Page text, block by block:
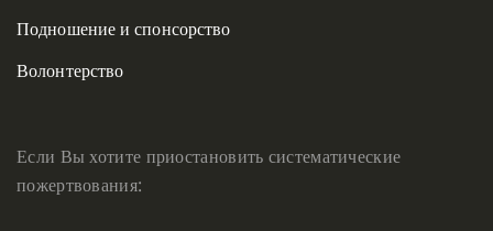
Подношение и спонсорство
Волонтерство
Если Вы хотите приостановить систематические
пожертвования: